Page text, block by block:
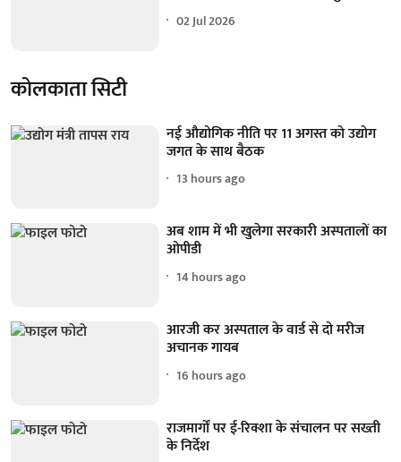
02 Jul 2026
कोलकाता सिटी
नई औद्योगिक नीति पर 11 अगस्त को उद्योग
जगत के साथ बैठक
13 hours ago
अब शाम में भी खुलेगा सरकारी अस्पतालों का
ओपीडी
14 hours ago
आरजी कर अस्पताल के वार्ड से दो मरीज
अचानक गायब
16 hours ago
राजमार्गों पर ई-रिक्शा के संचालन पर सख्ती
के निर्देश